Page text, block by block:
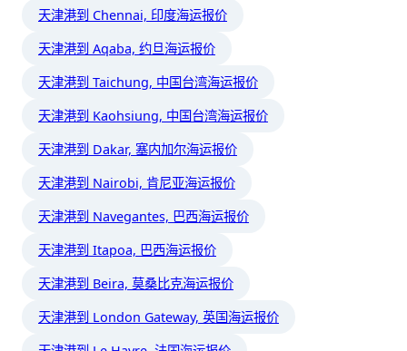
天津港到 Chennai, 印度海运报价
天津港到 Aqaba, 约旦海运报价
天津港到 Taichung, 中国台湾海运报价
天津港到 Kaohsiung, 中国台湾海运报价
天津港到 Dakar, 塞内加尔海运报价
天津港到 Nairobi, 肯尼亚海运报价
天津港到 Navegantes, 巴西海运报价
天津港到 Itapoa, 巴西海运报价
天津港到 Beira, 莫桑比克海运报价
天津港到 London Gateway, 英国海运报价